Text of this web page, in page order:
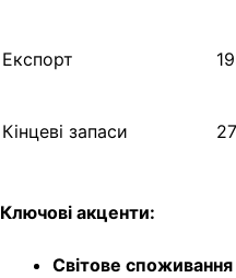
Експорт
Кінцеві запаси
Ключові акценти:
Світове